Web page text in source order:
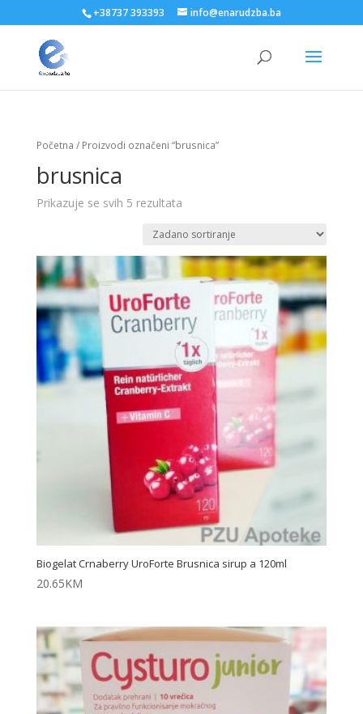
+38737 393393 info@enarudzba.ba
Početna / Proizvodi označeni “brusnica”
brusnica
Prikazuje se svih 5 rezultata
Biogelat Crnaberry UroForte Brusnica sirup a 120ml
20.65KM